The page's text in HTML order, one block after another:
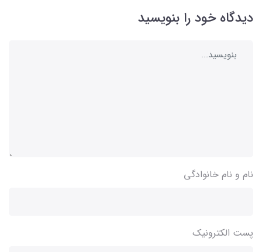
دیدگاه خود را بنویسید
نام و نام خانوادگی
پست الکترونیک